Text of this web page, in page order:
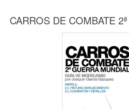
CARROS DE COMBATE